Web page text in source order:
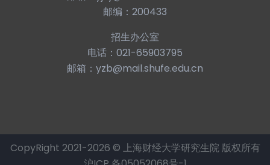
邮编：200433
招生办公室
电话：021-65903795
邮箱：yzb@mail.shufe.edu.cn
CopyRight 2021-2026 © 上海财经大学研究生院 版权所有